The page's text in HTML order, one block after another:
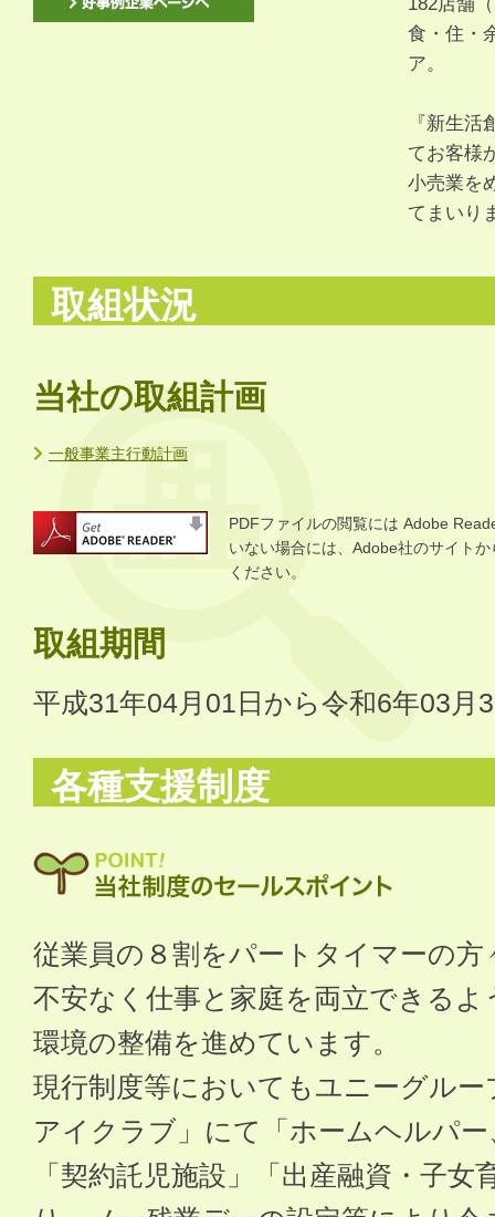
食・住・
ア。
『新生
てお客様
小売業を
てまいり
取組状況
当社の取組計画
一般事業主行動計画
PDFファイルの閲覧には Adobe
いない場合には、Adobe社のサイト
ください。
取組期間
平成31年04月01日から令和6年03月
各種支援制度
従業員の８割をパートタイマーの
不安なく仕事と家庭を両立できる
環境の整備を進めています。
現行制度等においてもユニーグル
アイクラブ」にて「ホームヘルパ
「契約託児施設」「出産融資・子